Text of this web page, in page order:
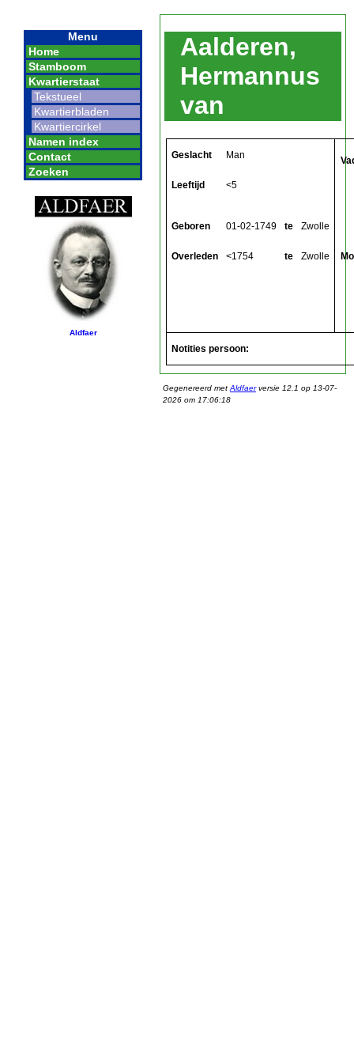
Menu
Home
Stamboom
Kwartierstaat
Tekstueel
Kwartierbladen
Kwartiercirkel
Namen index
Contact
Zoeken
Aldfaer
Aalderen,
Hermannus
van
Geslacht Man
Leeftijd <5
Geboren 01-02-1749 te Zwolle
Overleden <1754 te Zwolle
Notities persoon:
Gegenereerd met Aldfaerversie 12.1 op 13-07-
2026 om 17:06:18